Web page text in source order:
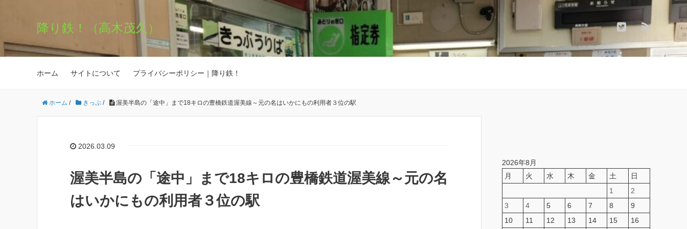
降り鉄！（高木茂久）
ホーム サイトについて プライバシーポリシー｜降り鉄！
ホーム / きっぷ / 渥美半島の「途中」まで18キロの豊橋鉄道渥美線～元の名はいかにもの利用者３位の駅
2026.03.09
渥美半島の「途中」まで18キロの豊橋鉄道渥美線～元の名
はいかにもの利用者３位の駅
2026年8月
月
火 水 木 金 土
日
1
2
3
4 5 6 7 8
9
10
11 12 13 14 15 16